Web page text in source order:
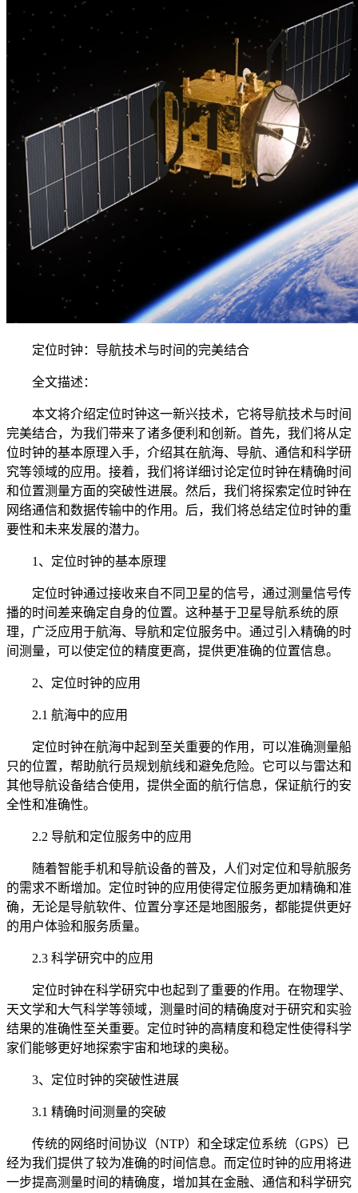
定位时钟：导航技术与时间的完美结合
全文描述：
本文将介绍定位时钟这一新兴技术，它将导航技术与时间
完美结合，为我们带来了诸多便利和创新。首先，我们将从定
位时钟的基本原理入手，介绍其在航海、导航、通信和科学研
究等领域的应用。接着，我们将详细讨论定位时钟在精确时间
和位置测量方面的突破性进展。然后，我们将探索定位时钟在
网络通信和数据传输中的作用。后，我们将总结定位时钟的重
要性和未来发展的潜力。
1、定位时钟的基本原理
定位时钟通过接收来自不同卫星的信号，通过测量信号传
播的时间差来确定自身的位置。这种基于卫星导航系统的原
理，广泛应用于航海、导航和定位服务中。通过引入精确的时
间测量，可以使定位的精度更高，提供更准确的位置信息。
2、定位时钟的应用
2.1 航海中的应用
定位时钟在航海中起到至关重要的作用，可以准确测量船
只的位置，帮助航行员规划航线和避免危险。它可以与雷达和
其他导航设备结合使用，提供全面的航行信息，保证航行的安
全性和准确性。
2.2 导航和定位服务中的应用
随着智能手机和导航设备的普及，人们对定位和导航服务
的需求不断增加。定位时钟的应用使得定位服务更加精确和准
确，无论是导航软件、位置分享还是地图服务，都能提供更好
的用户体验和服务质量。
2.3 科学研究中的应用
定位时钟在科学研究中也起到了重要的作用。在物理学、
天文学和大气科学等领域，测量时间的精确度对于研究和实验
结果的准确性至关重要。定位时钟的高精度和稳定性使得科学
家们能够更好地探索宇宙和地球的奥秘。
3、定位时钟的突破性进展
3.1 精确时间测量的突破
传统的网络时间协议（NTP）和全球定位系统（GPS）已
经为我们提供了较为准确的时间信息。而定位时钟的应用将进
一步提高测量时间的精确度，增加其在金融、通信和科学研究